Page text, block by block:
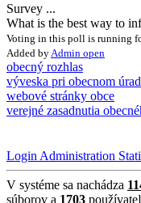
Survey ...
What is the best way to
Voting in this poll is running
Added by Admin open
obecný rozhlas
výveska pri obecnom
webové stránky obce
verejné zasadnutia
Login Administration
V systéme sa nachádza
súborov a 1703